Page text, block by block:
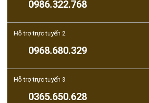
0986.322.768
Hỗ trợ trực tuyến 2
0968.680.329
Hỗ trợ trực tuyến 3
0365.650.628